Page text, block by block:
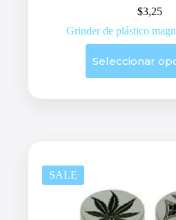
$3,25
Grinder de plástico
Seleccionar
de
SALE